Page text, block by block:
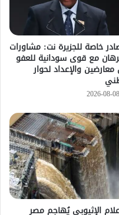
خاصة للجزيرة نت: مشاورات
مع قوى سودانية للعفو
والإعداد لحوار
2026-08-08
الإثيوبي يُهاجم مصر